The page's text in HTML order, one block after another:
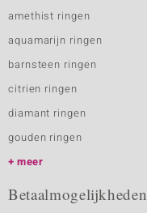
amethist ringen
aquamarijn ringen
barnsteen ringen
citrien ringen
diamant ringen
gouden ringen
meer
Betaalmogelijkheden